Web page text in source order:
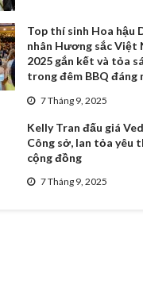
Top thí sinh Hoa hậu
nhân Hương sắc Việt
2025 gắn kết và tỏa
trong đêm BBQ đáng
7 Tháng 9, 2025
Kelly Tran đấu giá
Công sở, lan tỏa yêu
cộng đồng
7 Tháng 9, 2025